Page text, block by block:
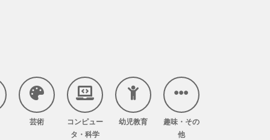
芸術
コンピュー
タ・科学
幼児教育
趣味・その
他